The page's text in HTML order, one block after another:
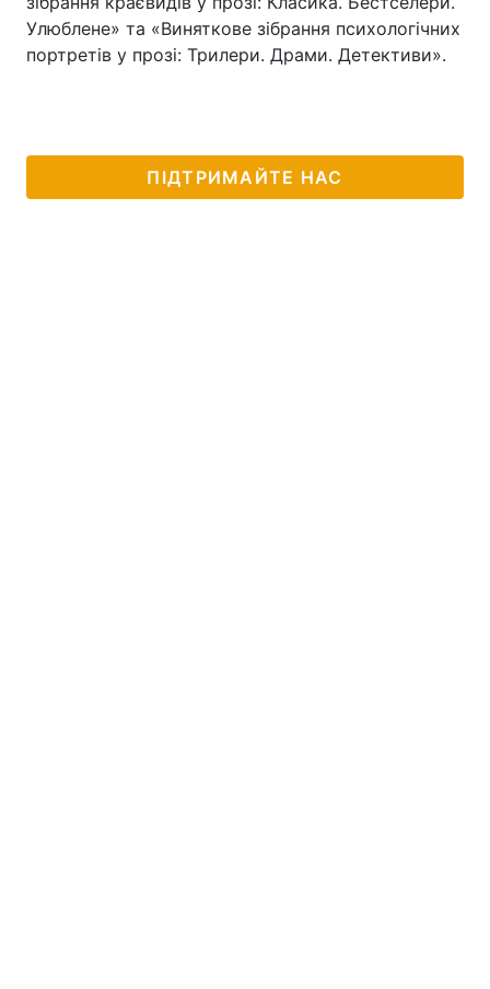
Тема оформлення
Улюблене» та «Виняткове зібрання психологічних
портретів у прозі: Трилери. Драми. Детективи».
ПІДТРИМАЙТЕ НАС